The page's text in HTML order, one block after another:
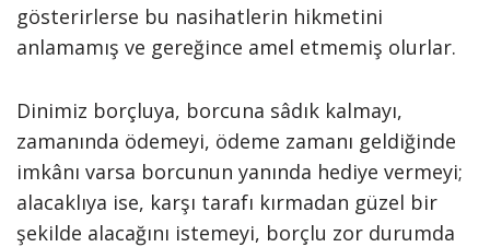
gösterirlerse bu nasihatlerin hikmetini
anlamamış ve gereğince amel etmemiş olurlar.
Dinimiz borçluya, borcuna sâdık kalmayı,
zamanında ödemeyi, ödeme zamanı geldiğinde
imkânı varsa borcunun yanında hediye vermeyi;
alacaklıya ise, karşı tarafı kırmadan güzel bir
şekilde alacağını istemeyi, borçlu zor durumda